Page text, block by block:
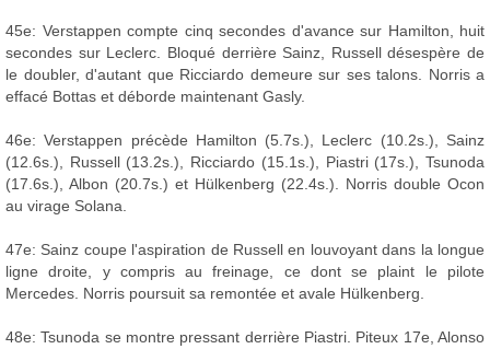
45e: Verstappen compte cinq secondes d'avance sur Hamilton, huit
secondes sur Leclerc. Bloqué derrière Sainz, Russell désespère de
le doubler, d'autant que Ricciardo demeure sur ses talons. Norris a
effacé Bottas et déborde maintenant Gasly.
46e: Verstappen précède Hamilton (5.7s.), Leclerc (10.2s.), Sainz
(12.6s.), Russell (13.2s.), Ricciardo (15.1s.), Piastri (17s.), Tsunoda
(17.6s.), Albon (20.7s.) et Hülkenberg (22.4s.). Norris double Ocon
au virage Solana.
47e: Sainz coupe l'aspiration de Russell en louvoyant dans la longue
ligne droite, y compris au freinage, ce dont se plaint le pilote
Mercedes. Norris poursuit sa remontée et avale Hülkenberg.
48e: Tsunoda se montre pressant derrière Piastri. Piteux 17e, Alonso